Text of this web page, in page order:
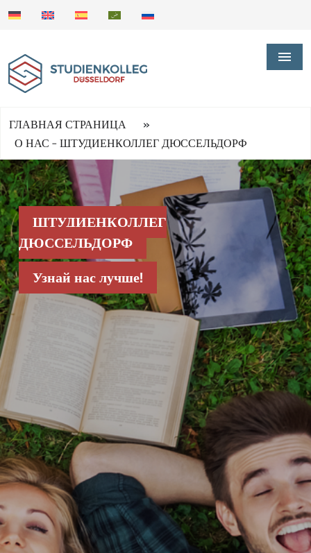
ГЛАВНАЯ СТРАНИЦА »
О НАС – ШТУДИЕНКОЛЛЕГ ДЮССЕЛЬДОРФ
ШТУДИЕНКОЛЛЕГ
ДЮССЕЛЬДОРФ
Узнай нас лучше!